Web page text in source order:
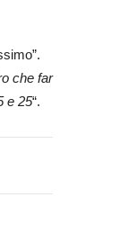
che far
e 25“.